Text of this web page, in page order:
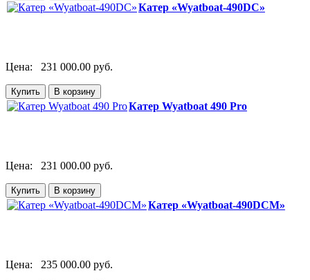
Катер «Wyatboat-490DC»
Цена: 231 000.00 руб.
Катер Wyatboat 490 Pro
Цена: 231 000.00 руб.
Катер «Wyatboat-490DCM»
Цена: 235 000.00 руб.